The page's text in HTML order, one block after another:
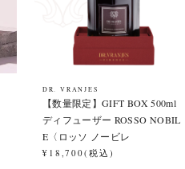
DR. VRANJES
【数量限定】GIFT BOX 500ml
ディフューザー ROSSO NOBIL
E〈ロッソ ノービレ
¥18,700(税込)